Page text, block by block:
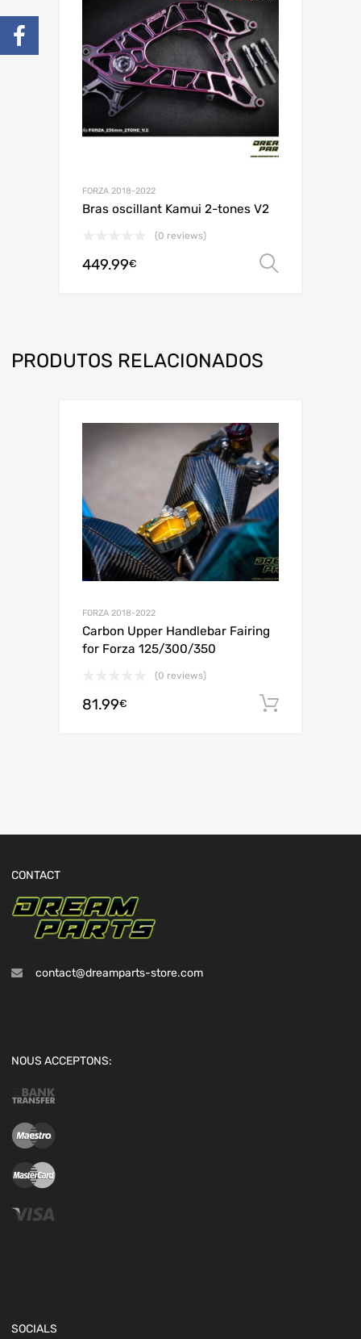
FORZA 2018-2022
Bras oscillant Kamui 2-tones V2
(0 reviews)
449.99€
PRODUTOS RELACIONADOS
FORZA 2018-2022
Carbon Upper Handlebar Fairing
for Forza 125/300/350
(0 reviews)
81.99€
CONTACT
contact@dreamparts-store.com
NOUS ACCEPTONS:
SOCIALS